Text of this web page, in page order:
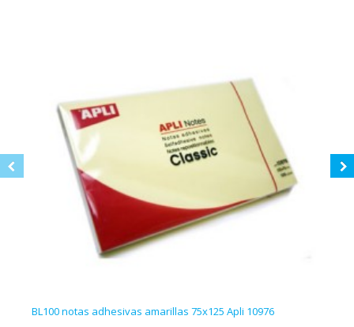
BL100 notas adhesivas amarillas 75x125 Apli 10976